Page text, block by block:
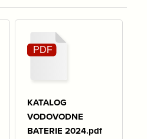
KATALOG
VODOVODNE
BATERIE 2024.pdf